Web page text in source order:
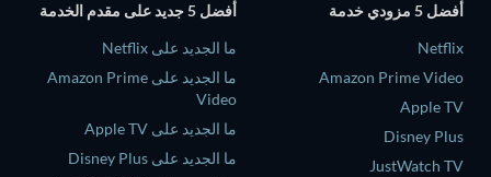
أفضل 5 مزودي خدمة
Netflix
Amazon Prime Video
Apple TV
Disney Plus
JustWatch TV
أفضل 5 جديد على مقدم الخدمة
ما الجديد على Netflix
ما الجديد على Amazon Prime
Video
ما الجديد على Apple TV
ما الجديد على Disney Plus